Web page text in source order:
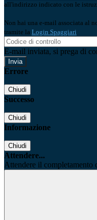
all'indirizzo indicato con le
Non hai una e-mail associata al
tramite la Login Spaggiari
E-mail inviata, si prega di
Errore
Chiudi
Successo
Chiudi
Informazione
Chiudi
Attendere...
Attendere il completamento